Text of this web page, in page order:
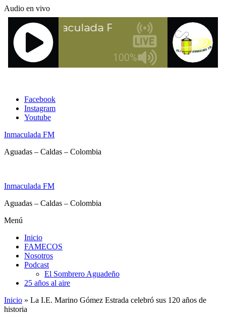
Saltar
al
contenido
Audio en vivo
Facebook
Instagram
Youtube
Inmaculada FM
Aguadas – Caldas – Colombia
Inmaculada FM
Aguadas – Caldas – Colombia
Menú
Inicio
FAMECOS
Nosotros
Podcast
El Sombrero Aguadeño
25 años al aire
Inicio » La I.E. Marino Gómez Estrada celebró sus 120 años de
historia